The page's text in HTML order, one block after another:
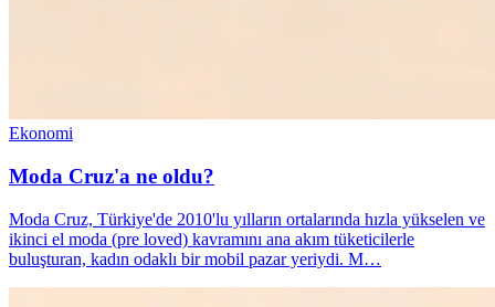
Ekonomi
Moda Cruz'a ne oldu?
Moda Cruz, Türkiye'de 2010'lu yılların ortalarında hızla yükselen ve
ikinci el moda (pre loved) kavramını ana akım tüketicilerle
buluşturan, kadın odaklı bir mobil pazar yeriydi. M…